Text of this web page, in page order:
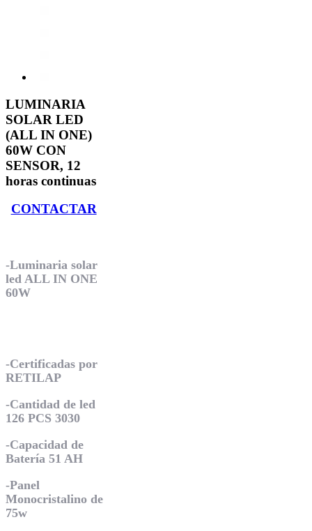
LUMINARIA
SOLAR LED
(ALL IN ONE)
60W CON
SENSOR, 12
horas continuas
CONTACTAR
-Luminaria solar
led ALL IN ONE
60W
-Certificadas por
RETILAP
-Cantidad de led
126 PCS 3030
-Capacidad de
Batería 51 AH
-Panel
Monocristalino de
75w